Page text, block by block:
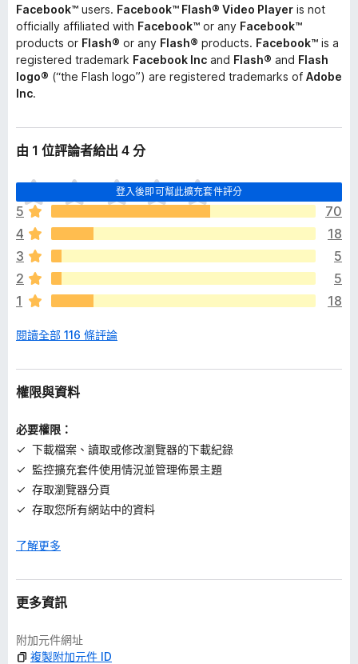
Facebook™ users. Facebook™ Flash® Video Player is not
officially affiliated with Facebook™ or any Facebook™
products or Flash® or any Flash® products. Facebook™ is a
registered trademark Facebook Inc and Flash® and Flash
logo® (“the Flash logo”) are registered trademarks of Adobe
Inc.
由 1 位評論者給出 4 分
登入後即可幫此擴充套件評分
目
前
沒
有
評
分
5
70
4
18
3
5
2
5
1
18
閱讀全部 116 條評論
權限與資料
必要權限：
下載檔案、讀取或修改瀏覽器的下載紀錄
監控擴充套件使用情況並管理佈景主題
存取瀏覽器分頁
存取您所有網站中的資料
了解更多
更多資訊
附加元件網址
複製附加元件 ID